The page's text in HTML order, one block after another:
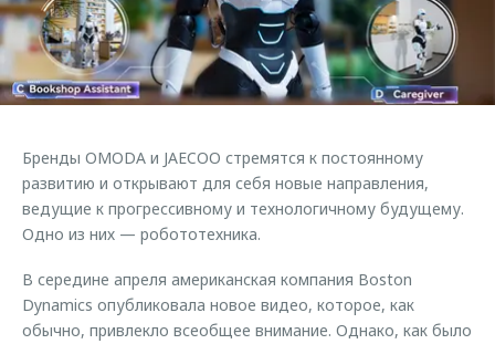
Страхование
Кредитный калькулятор
Аксессуары
Оригинальные аксессуары
Запчасти
Калькулятор трейд-ин
Клиентская поддержка
O&J Автоклуб
Клуб владельцев OMODA
Аксессуары
Одежда и сувениры
Запчасти
Обратная связь
Бренды OMODA и JAECOO стремятся к постоянному
развитию и открывают для себя новые направления,
ведущие к прогрессивному и технологичному будущему.
Одно из них — робототехника.
В середине апреля американская компания Boston
Dynamics опубликовала новое видео, которое, как
обычно, привлекло всеобщее внимание. Однако, как было